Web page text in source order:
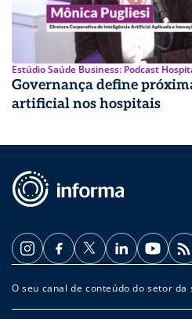
Estúdio Saúde Business: Podcast
Governança define
artificial nos hospitais
O seu canal de conteúdo do setor da